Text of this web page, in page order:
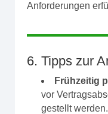
Anforderungen
6. Tipps zur
Frühzeitig
vor
gestellt werden.